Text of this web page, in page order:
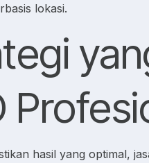
lokasi.
hasil yang optimal,